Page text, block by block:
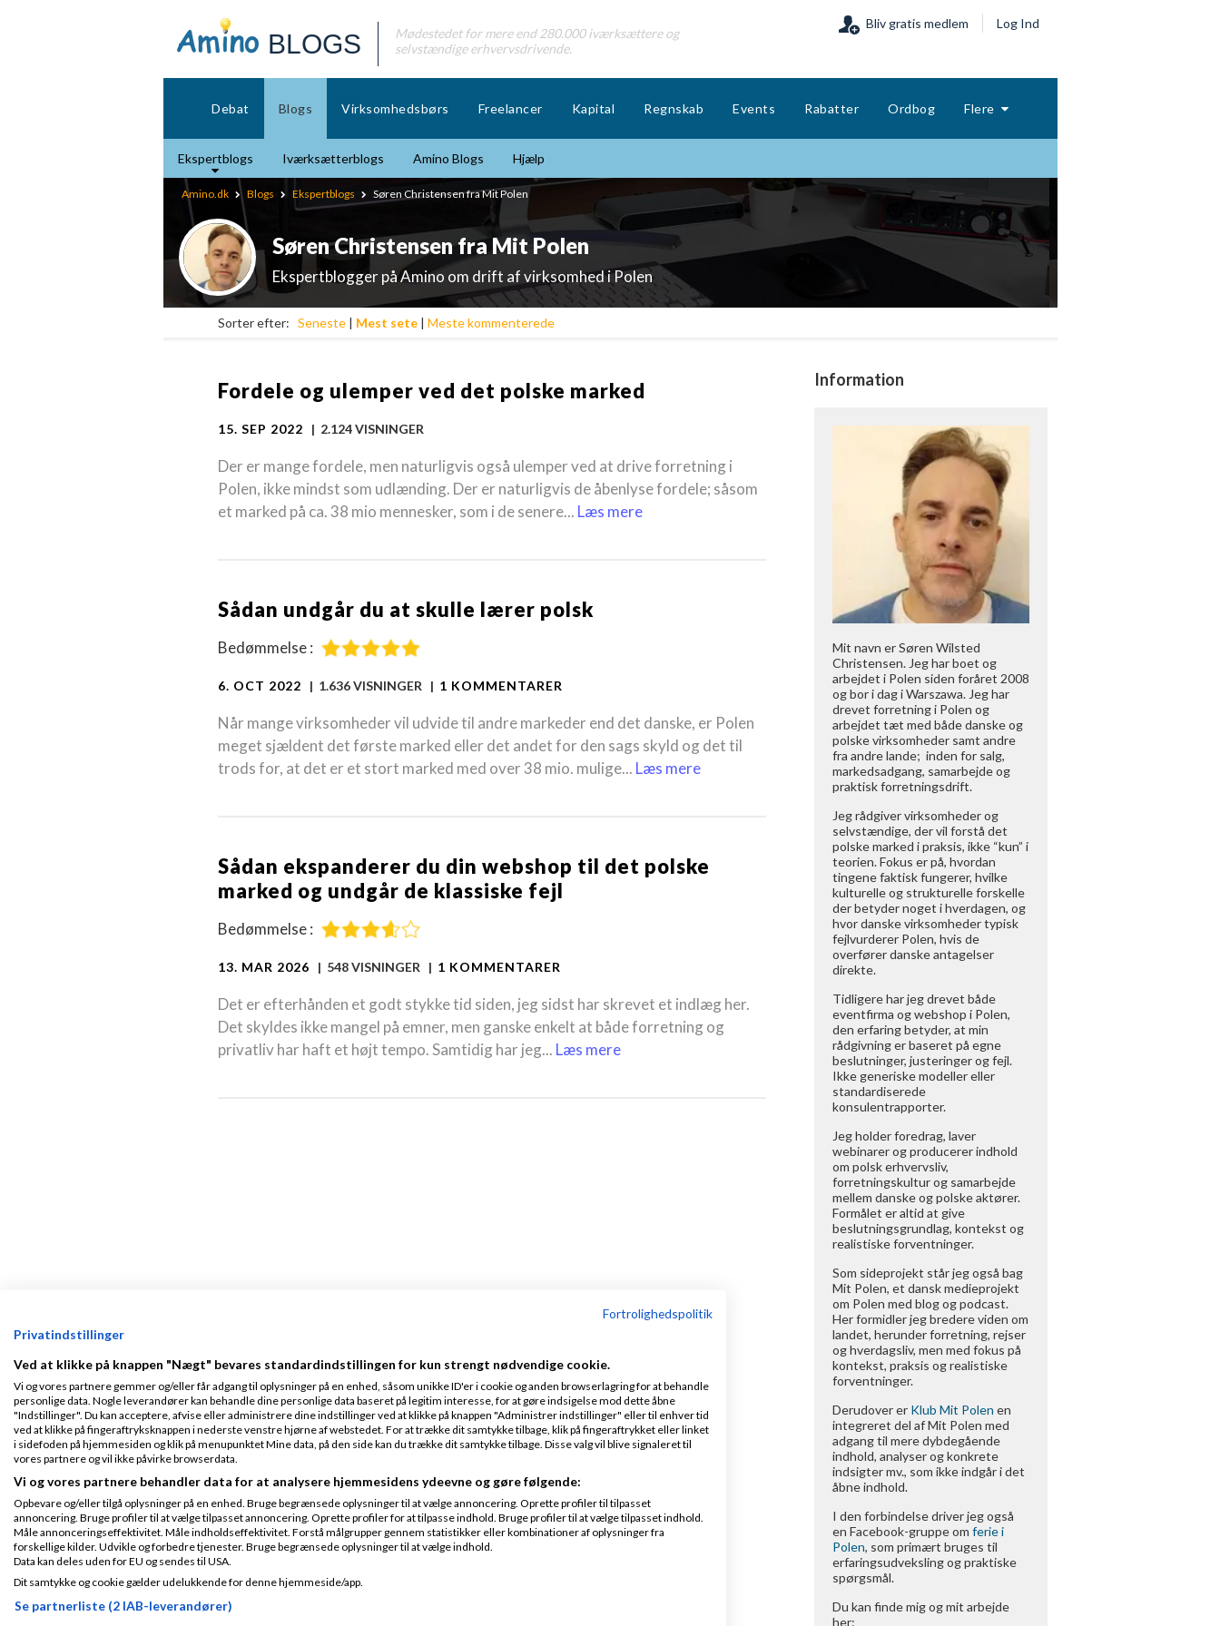
BLOGS
Mødestedet for mere end 280.000 iværksættere og
selvstændige erhvervsdrivende.
Bliv gratis medlem Log Ind
Debat Blogs Virksomhedsbørs Freelancer Kapital Regnskab Events Rabatter Ordbog Flere
Ekspertblogs Iværksætterblogs Amino Blogs Hjælp
Amino.dk Blogs Ekspertblogs Søren Christensen fra Mit Polen
Søren Christensen fra Mit Polen
Ekspertblogger på Amino om drift af virksomhed i Polen
Sorter efter: Seneste | Mest sete | Meste kommenterede
Fordele og ulemper ved det polske marked
15. SEP 2022 | 2.124 VISNINGER
Der er mange fordele, men naturligvis også ulemper ved at drive forretning i
Polen, ikke mindst som udlænding. Der er naturligvis de åbenlyse fordele; såsom
et marked på ca. 38 mio mennesker, som i de senere... Læs mere
Sådan undgår du at skulle lærer polsk
Bedømmelse :
6. OCT 2022 | 1.636 VISNINGER | 1 KOMMENTARER
Når mange virksomheder vil udvide til andre markeder end det danske, er Polen
meget sjældent det første marked eller det andet for den sags skyld og det til
trods for, at det er et stort marked med over 38 mio. mulige... Læs mere
Sådan ekspanderer du din webshop til det polske
marked og undgår de klassiske fejl
Bedømmelse :
13. MAR 2026 | 548 VISNINGER | 1 KOMMENTARER
Det er efterhånden et godt stykke tid siden, jeg sidst har skrevet et indlæg her.
Det skyldes ikke mangel på emner, men ganske enkelt at både forretning og
privatliv har haft et højt tempo. Samtidig har jeg... Læs mere
Information
Mit navn er Søren Wilsted
Christensen. Jeg har boet og
arbejdet i Polen siden foråret 2008
og bor i dag i Warszawa. Jeg har
drevet forretning i Polen og
arbejdet tæt med både danske og
polske virksomheder samt andre
fra andre lande; inden for salg,
markedsadgang, samarbejde og
praktisk forretningsdrift.
Jeg rådgiver virksomheder og
selvstændige, der vil forstå det
polske marked i praksis, ikke “kun” i
teorien. Fokus er på, hvordan
tingene faktisk fungerer, hvilke
kulturelle og strukturelle forskelle
der betyder noget i hverdagen, og
hvor danske virksomheder typisk
fejlvurderer Polen, hvis de
overfører danske antagelser
direkte.
Tidligere har jeg drevet både
eventfirma og webshop i Polen,
den erfaring betyder, at min
rådgivning er baseret på egne
beslutninger, justeringer og fejl.
Ikke generiske modeller eller
standardiserede
konsulentrapporter.
Jeg holder foredrag, laver
webinarer og producerer indhold
om polsk erhvervsliv,
forretningskultur og samarbejde
mellem danske og polske aktører.
Formålet er altid at give
beslutningsgrundlag, kontekst og
realistiske forventninger.
Som sideprojekt står jeg også bag
Mit Polen, et dansk medieprojekt
om Polen med blog og podcast.
Her formidler jeg bredere viden om
landet, herunder forretning, rejser
og hverdagsliv, men med fokus på
kontekst, praksis og realistiske
forventninger.
Derudover er Klub Mit Polen en
integreret del af Mit Polen med
adgang til mere dybdegående
indhold, analyser og konkrete
indsigter mv., som ikke indgår i det
åbne indhold.
I den forbindelse driver jeg også
en Facebook-gruppe om ferie i
Polen, som primært bruges til
erfaringsudveksling og praktiske
spørgsmål.
Du kan finde mig og mit arbejde
her:
Fortrolighedspolitik
Privatindstillinger
Ved at klikke på knappen "Nægt" bevares standardindstillingen for kun strengt nødvendige cookie.
Vi og vores partnere gemmer og/eller får adgang til oplysninger på en enhed, såsom unikke ID'er i cookie og anden browserlagring for at behandle
personlige data. Nogle leverandører kan behandle dine personlige data baseret på legitim interesse, for at gøre indsigelse mod dette åbne
"Indstillinger". Du kan acceptere, afvise eller administrere dine indstillinger ved at klikke på knappen "Administrer indstillinger" eller til enhver tid
ved at klikke på fingeraftryksknappen i nederste venstre hjørne af webstedet. For at trække dit samtykke tilbage, klik på fingeraftrykket eller linket
i sidefoden på hjemmesiden og klik på menupunktet Mine data, på den side kan du trække dit samtykke tilbage. Disse valg vil blive signaleret til
vores partnere og vil ikke påvirke browserdata.
Vi og vores partnere behandler data for at analysere hjemmesidens ydeevne og gøre følgende:
Opbevare og/eller tilgå oplysninger på en enhed. Bruge begrænsede oplysninger til at vælge annoncering. Oprette profiler til tilpasset
annoncering. Bruge profiler til at vælge tilpasset annoncering. Oprette profiler for at tilpasse indhold. Bruge profiler til at vælge tilpasset indhold.
Måle annonceringseffektivitet. Måle indholdseffektivitet. Forstå målgrupper gennem statistikker eller kombinationer af oplysninger fra
forskellige kilder. Udvikle og forbedre tjenester. Bruge begrænsede oplysninger til at vælge indhold.
Data kan deles uden for EU og sendes til USA.
Dit samtykke og cookie gælder udelukkende for denne hjemmeside/app.
Se partnerliste (2 IAB-leverandører)